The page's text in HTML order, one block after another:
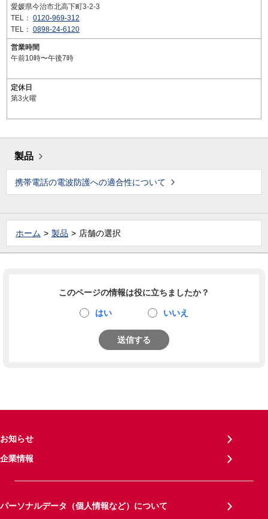
愛媛県今治市北高下町3-2-3
TEL： 0120-969-312
TEL： 0898-24-6120
営業時間
午前10時〜午後7時
定休日
第3火曜
製品
携帯電話の電波防護への適合性について
ホーム 製品 店舗の選択
このページの情報は役に立ちましたか？
はい いいえ
送信する
お知らせ
企業情報
パーソナルデータ（個人情報など）について